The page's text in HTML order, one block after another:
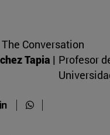
The Conversation
Tapia | Profesor